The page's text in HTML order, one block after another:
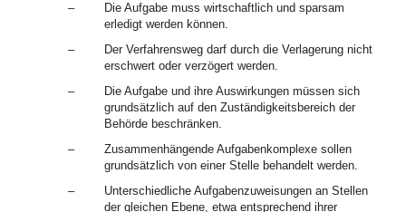
–
Die Aufgabe muss wirtschaftlich und sparsam
erledigt werden können.
–
Der Verfahrensweg darf durch die Verlagerung nicht
erschwert oder verzögert werden.
–
Die Aufgabe und ihre Auswirkungen müssen sich
grundsätzlich auf den Zuständigkeitsbereich der
Behörde beschränken.
–
Zusammenhängende Aufgabenkomplexe sollen
grundsätzlich von einer Stelle behandelt werden.
–
Unterschiedliche Aufgabenzuweisungen an Stellen
der gleichen Ebene, etwa entsprechend ihrer